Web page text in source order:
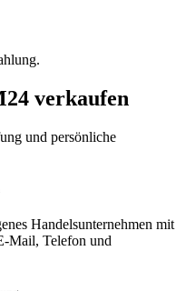
verkaufen
und persönliche
Handelsunternehmen mit
Mail, Telefon und